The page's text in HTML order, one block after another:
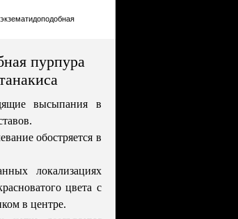
пурпура
высыпания в
обостряется в
локализациях
цвета с
в центре.